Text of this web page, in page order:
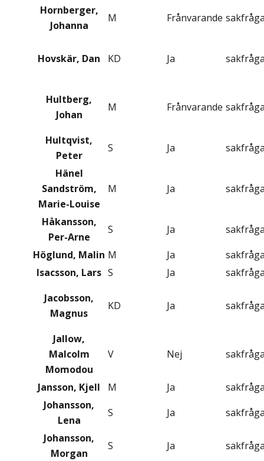
Hornberger,
Johanna
M Frånvarande
Hovskär, Dan KD Ja
Hultberg,
Johan
M Frånvarande
Hultqvist,
Peter
S Ja
Hänel
Sandström,
Marie-Louise
M Ja
Håkansson,
Per-Arne
S Ja
Höglund, Malin M Ja
Isacsson, Lars S Ja
Jacobsson,
Magnus
KD Ja
Jallow,
Malcolm
Momodou
V Nej
Jansson, Kjell M Ja
Johansson,
Lena
S Ja
Johansson,
Morgan
S Ja